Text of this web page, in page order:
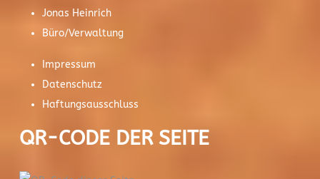
Jonas Heinrich
Büro/Verwaltung
Impressum
Datenschutz
Haftungsausschluss
QR-CODE DER SEITE